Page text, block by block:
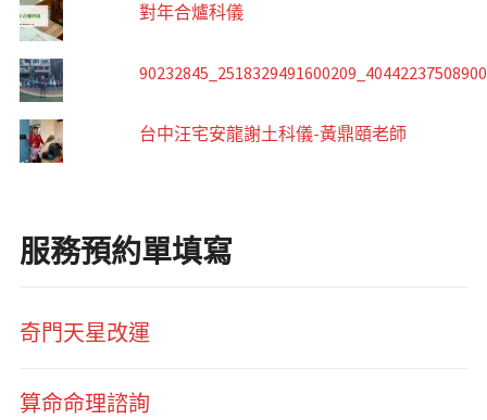
對年合爐科儀
台中汪宅安龍謝土科儀-黃鼎頤老師
服務預約單填寫
奇門天星改運
算命命理諮詢